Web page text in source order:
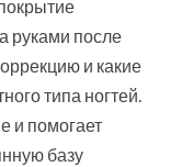
руками после
и какие
типа ногтей.
и помогает
базу